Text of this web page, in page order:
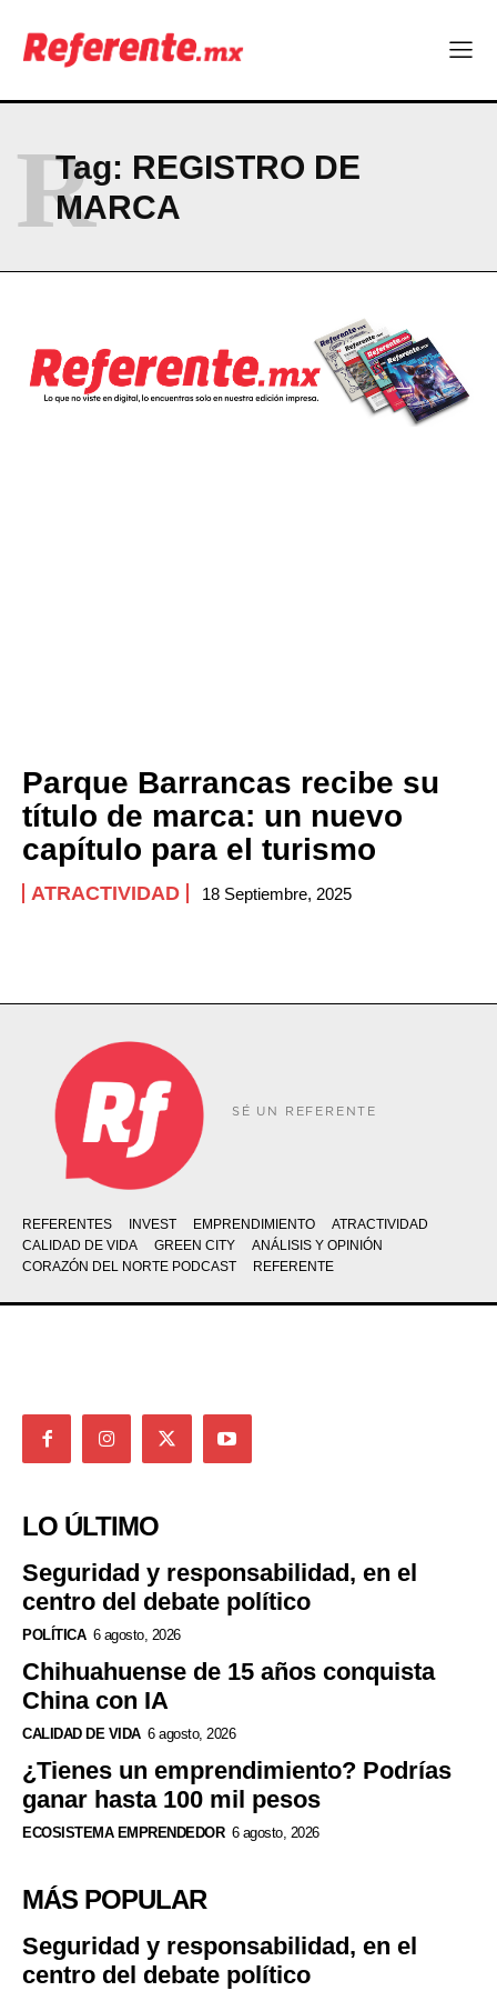
NEWSLETTER
Tag: REGISTRO DE
MARCA
R
Parque Barrancas recibe su
título de marca: un nuevo
capítulo para el turismo
ATRACTIVIDAD 18 Septiembre, 2025
SÉ UN REFERENTE
REFERENTES INVEST EMPRENDIMIENTO
ATRACTIVIDAD
CALIDAD DE VIDA
GREEN CITY
ANÁLISIS Y OPINIÓN
CORAZÓN DEL NORTE PODCAST
REFERENTE
LO ÚLTIMO
Seguridad y responsabilidad, en el
centro del debate político
POLÍTICA 6 agosto, 2026
Chihuahuense de 15 años conquista
China con IA
CALIDAD DE VIDA 6 agosto, 2026
¿Tienes un emprendimiento? Podrías
ganar hasta 100 mil pesos
ECOSISTEMA EMPRENDEDOR 6 agosto, 2026
MÁS POPULAR
Seguridad y responsabilidad, en el
centro del debate político